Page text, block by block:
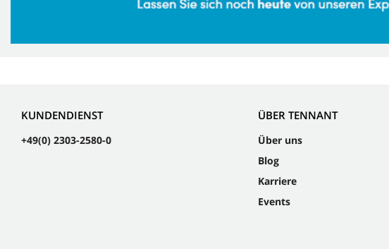
KUNDENDIENST
+49(0) 2303-2580-0
ÜBER TENNANT
Über uns
Blog
Karriere
Events